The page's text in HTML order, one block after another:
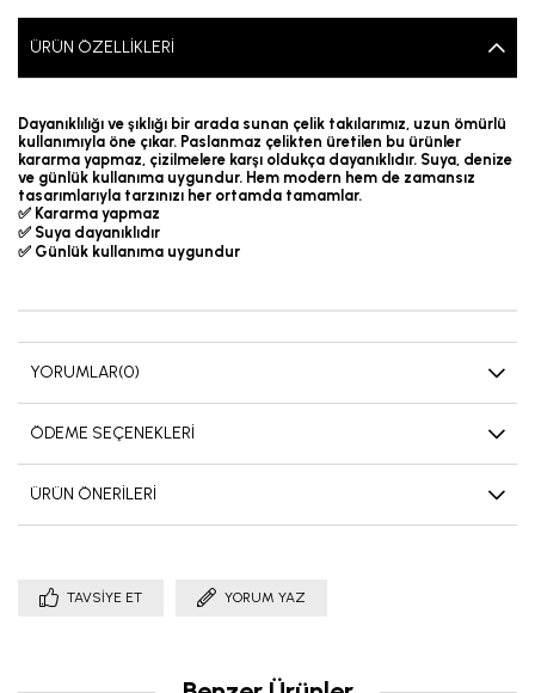
ÜRÜN ÖZELLIKLERI
Dayanıklılığı ve şıklığı bir arada sunan çelik takılarımız, uzun ömürlü
kullanımıyla öne çıkar. Paslanmaz çelikten üretilen bu ürünler
kararma yapmaz, çizilmelere karşı oldukça dayanıklıdır. Suya, denize
ve günlük kullanıma uygundur. Hem modern hem de zamansız
tasarımlarıyla tarzınızı her ortamda tamamlar.
✅ Kararma yapmaz
✅ Suya dayanıklıdır
✅ Günlük kullanıma uygundur
YORUMLAR(0)
ÖDEME SEÇENEKLERI
ÜRÜN ÖNERILERI
TAVSIYE ET YORUM YAZ